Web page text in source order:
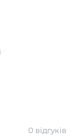
0 відгуків